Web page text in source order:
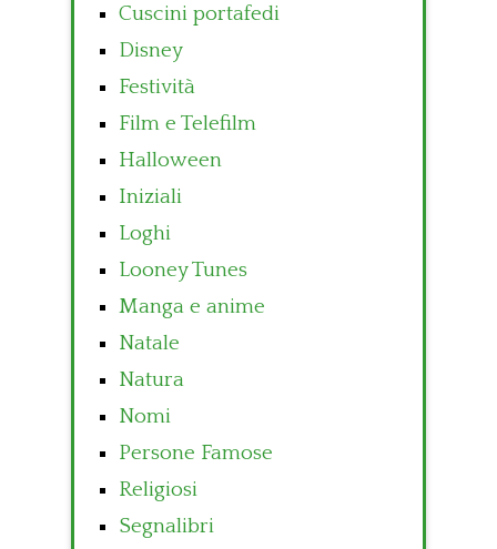
Cuscini portafedi
Disney
Festività
Film e Telefilm
Halloween
Iniziali
Loghi
Looney Tunes
Manga e anime
Natale
Natura
Nomi
Persone Famose
Religiosi
Segnalibri